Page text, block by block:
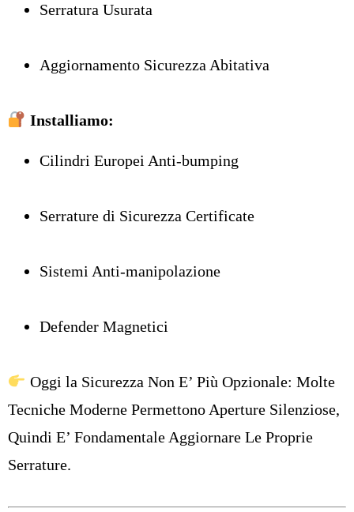
Serratura Usurata
Aggiornamento Sicurezza Abitativa
Installiamo:
Cilindri Europei Anti-bumping
Serrature di Sicurezza Certificate
Sistemi Anti-manipolazione
Defender Magnetici
Oggi la Sicurezza Non E’ Più Opzionale: Molte
Tecniche Moderne Permettono Aperture Silenziose,
Quindi E’ Fondamentale Aggiornare Le Proprie
Serrature.